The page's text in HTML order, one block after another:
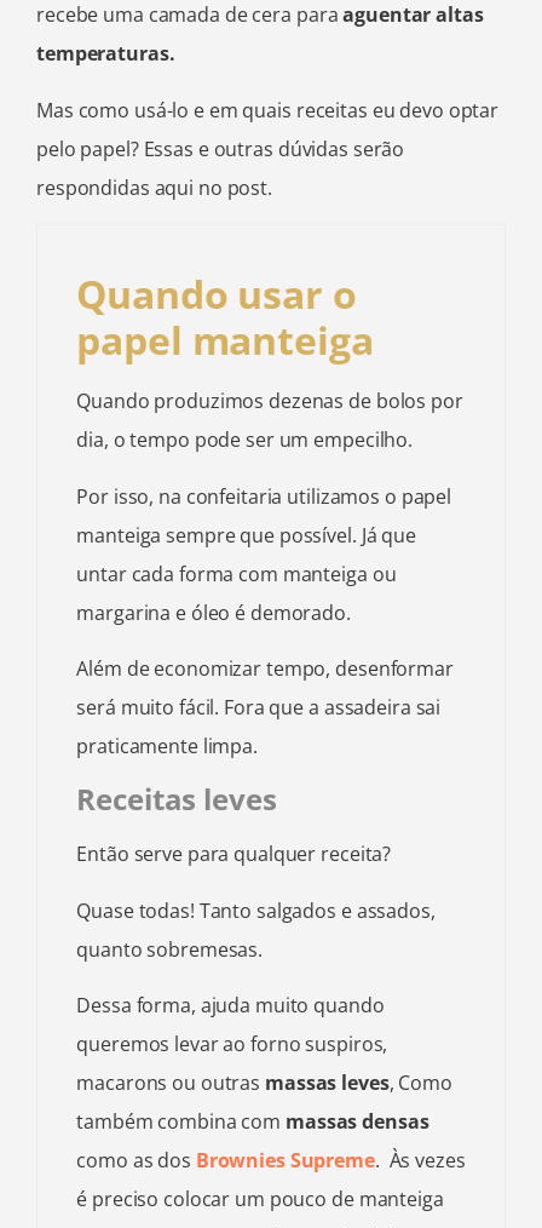
recebe uma camada de cera paraaguentar altas
temperaturas.
Mas como usá-lo e em quais receitas eu devo optar
pelo papel? Essas e outras dúvidas serão
respondidas aqui no post.
Quando usar o
papel manteiga
Quando produzimos dezenas de bolos por
dia, o tempo pode ser um empecilho.
Por isso, na confeitaria utilizamos o papel
manteiga sempre que possível. Já que
untar cada forma com manteiga ou
margarina e óleo é demorado.
Além de economizar tempo, desenformar
será muito fácil. Fora que a assadeira sai
praticamente limpa.
Receitas leves
Então serve para qualquer receita?
Quase todas! Tanto salgados e assados,
quanto sobremesas.
Dessa forma, ajuda muito quando
queremos levar ao forno suspiros,
macarons ou outras massas leves, Como
também combina com massas densas
como as dos Brownies Supreme. Às vezes
é preciso colocar um pouco de manteiga